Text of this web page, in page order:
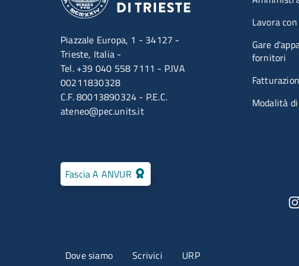
Piazzale Europa, 1 - 34127 -
Trieste, Italia -
Tel. +39 040 558 7111 - P.IVA
00211830328
C.F. 80013890324 - P.E.C.
ateneo@pec.units.it
Fascia A ANVUR
Menu contatti
Dove siamo Scrivici URP
Lavora
Gare
fornitori
Modalità